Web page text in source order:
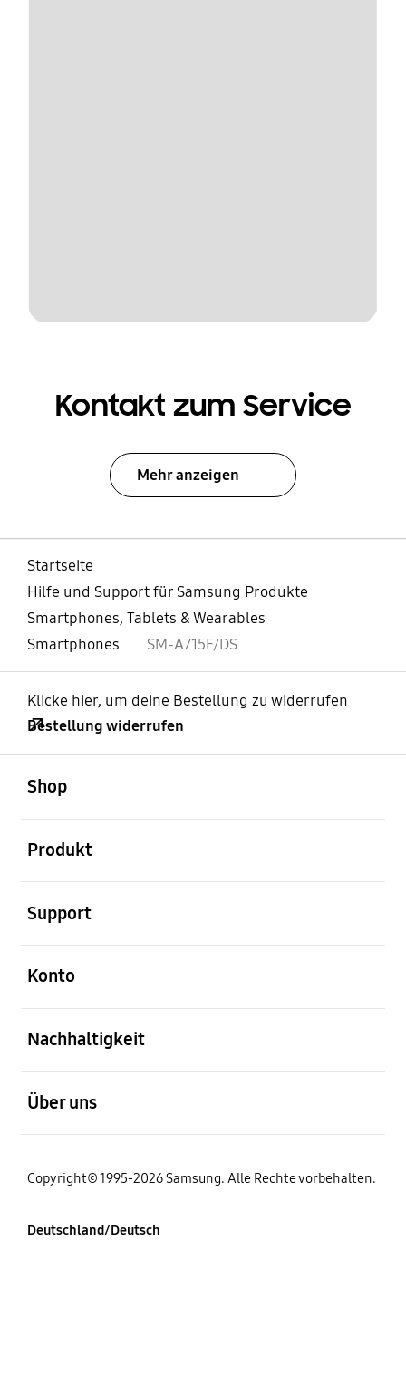
Kontakt zum Service
Mehr anzeigen
Startseite
Hilfe und Support für Samsung Produkte
Smartphones, Tablets & Wearables
Smartphones
SM-A715F/DS
Klicke hier, um deine Bestellung zu widerrufen
Bestellung widerrufen
Shop
Produkt
Support
Konto
Nachhaltigkeit
Über uns
Copyright© 1995-2026 Samsung. Alle Rechte vorbehalten.
Deutschland/Deutsch